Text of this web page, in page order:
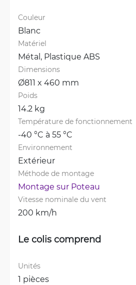
Couleur
Blanc
Matériel
Métal, Plastique ABS
Dimensions
Ø811 x 460 mm
Poids
14.2 kg
Température de fonctionnement
-40 °C à 55 °C
Environnement
Extérieur
Méthode de montage
Montage sur Poteau
Vitesse nominale du vent
200 km/h
Le colis comprend
Unités
1 pièces